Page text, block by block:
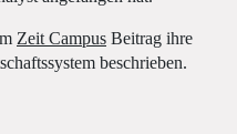
Zeit Campus Beitrag ihre
beschrieben.